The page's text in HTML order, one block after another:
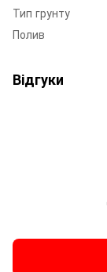
Тип грунту
Полив
Відгуки